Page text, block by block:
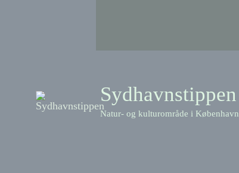
Sydhavnstippen
Natur- og kulturområde i København